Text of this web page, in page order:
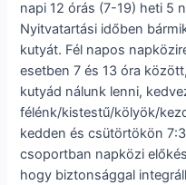
napi 12 órás (7-19) heti 5
Nyitvatartási időben
kutyát. Fél napos
esetben 7 és 13 óra
kutyád nálunk lenni,
félénk/kistestű/kölyök/
kedden és csütörtökön
csoportban napközi
hogy biztonsággal